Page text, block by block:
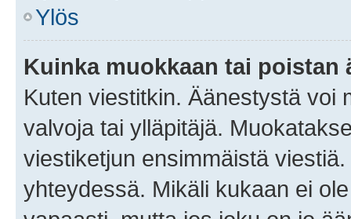
Ylös
Kuinka muokkaan tai poistan
Kuten viestitkin. Äänestystä voi
valvoja tai ylläpitäjä.
viestiketjun ensimmäistä
yhteydessä. Mikäli kukaan ei